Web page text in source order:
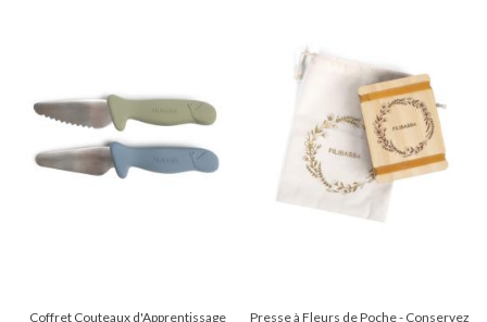
Coffret Couteaux d'Apprentissage Presse à Fleurs de Poche - Conservez